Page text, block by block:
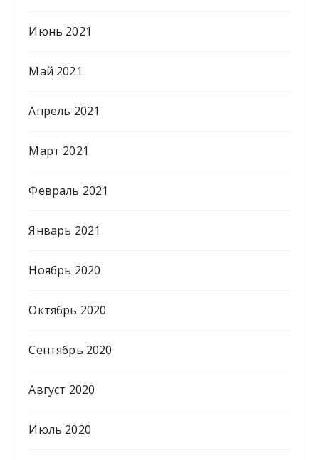
Июнь 2021
Май 2021
Апрель 2021
Март 2021
Февраль 2021
Январь 2021
Ноябрь 2020
Октябрь 2020
Сентябрь 2020
Август 2020
Июль 2020